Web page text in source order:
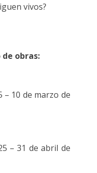
vivos?
obras:
– 10 de marzo de
– 31 de abril de